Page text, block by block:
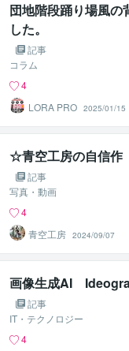
団地階段踊り場風
した。
記事
コラム
4
LORA PRO 2025/01/15
☆青空工房の自信作
記事
写真・動画
4
青空工房 2024/09/07
画像生成AI
記事
IT・テクノロジー
4